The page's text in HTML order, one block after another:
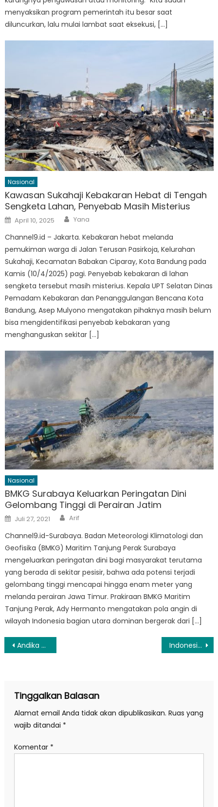
menyaksikan program pemerintah itu besar saat
diluncurkan, lalu mulai lambat saat eksekusi, […]
Nasional
Kawasan Sukahaji Kebakaran Hebat di Tengah
Sengketa Lahan, Penyebab Masih Misterius
Posted
on
April 10, 2025 Author
Yana
Channel9.id – Jakarta. Kebakaran hebat melanda
pemukiman warga di Jalan Terusan Pasirkoja, Kelurahan
Sukahaji, Kecamatan Babakan Ciparay, Kota Bandung pada
Kamis (10/4/2025) pagi. Penyebab kebakaran di lahan
sengketa tersebut masih misterius. Kepala UPT Selatan Dinas
Pemadam Kebakaran dan Penanggulangan Bencana Kota
Bandung, Asep Mulyono mengatakan pihaknya masih belum
bisa mengidentifikasi penyebab kebakaran yang
menghanguskan sekitar […]
Nasional
BMKG Surabaya Keluarkan Peringatan Dini
Gelombang Tinggi di Perairan Jatim
Posted
on
Juli 27, 2021 Author
Arif
Channel9.id-Surabaya. Badan Meteorologi Klimatologi dan
Geofisika (BMKG) Maritim Tanjung Perak Surabaya
mengeluarkan peringatan dini bagi masyarakat terutama
yang berada di sekitar pesisir, bahwa ada potensi terjadi
gelombang tinggi mencapai hingga enam meter yang
melanda perairan Jawa Timur. Prakiraan BMKG Maritim
Tanjung Perak, Ady Hermanto mengatakan pola angin di
wilayah Indonesia bagian utara dominan bergerak dari […]
Navigasi
Andika Perkasa Apresiasi Polri Libatkan TNI Dalam Operasi Madago Raya Indonesia Tawarkan Norwegia Kerja Sama Investasi Migas
Tinggalkan Balasan
Alamat email Anda tidak akan dipublikasikan. Ruas yang
wajib ditandai *
Komentar *